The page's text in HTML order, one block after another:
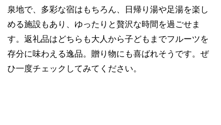
泉地で、多彩な宿はもちろん、日帰り湯や足湯を楽し
める施設もあり、ゆったりと贅沢な時間を過ごせま
す。返礼品はどちらも大人から子どもまでフルーツを
存分に味わえる逸品。贈り物にも喜ばれそうです。ぜ
ひ一度チェックしてみてください。